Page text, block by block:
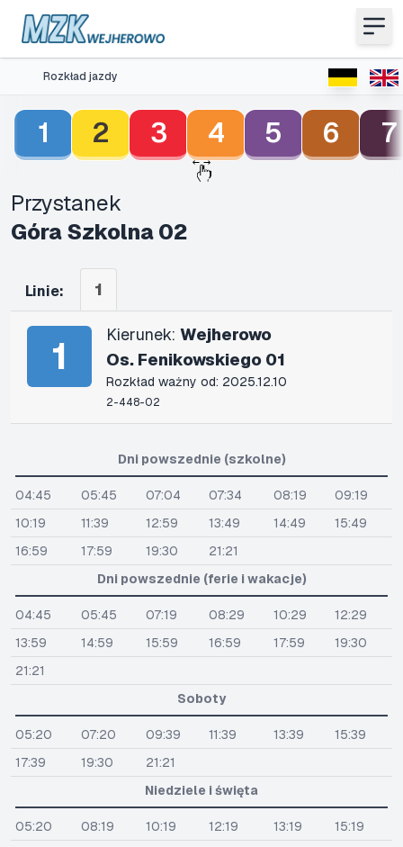
Rozkład jazdy
1 2 3 4 5 6 7
Przystanek
Góra Szkolna 02
Linie: 1
1 Kierunek: Wejherowo
Os. Fenikowskiego 01
Rozkład ważny od: 2025.12.10
2-448-02
Dni powszednie (szkolne)
04:45 05:45 07:04 07:34 08:19
09:19
10:19
11:39 12:59 13:49 14:49
15:49
16:59
17:59 19:30
21:21
Dni powszednie (ferie i wakacje)
04:45 05:45 07:19 08:29 10:29
12:29
13:59
14:59 15:59 16:59 17:59
19:30
21:21
Soboty
05:20 07:20 09:39 11:39 13:39
15:39
17:39
19:30
21:21
Niedziele i święta
05:20 08:19 10:19 12:19 13:19
15:19